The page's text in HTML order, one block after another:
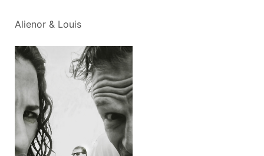
Alienor & Louis